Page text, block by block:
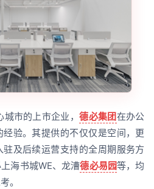
城市的上市企业，德必集团在办公
验。其提供的不仅仅是空间，更
及后续运营支持的全周期服务方
海书城WE、龙漕德必易园等，均
。